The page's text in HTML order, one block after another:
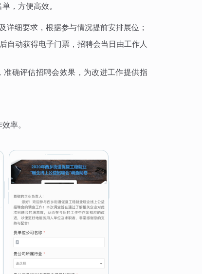
，方便高效。
详细要求，根据参与情况提前安排展位；
自动获得电子门票，招聘会当日由工作人
确评估招聘会效果，为改进工作提供指
率。